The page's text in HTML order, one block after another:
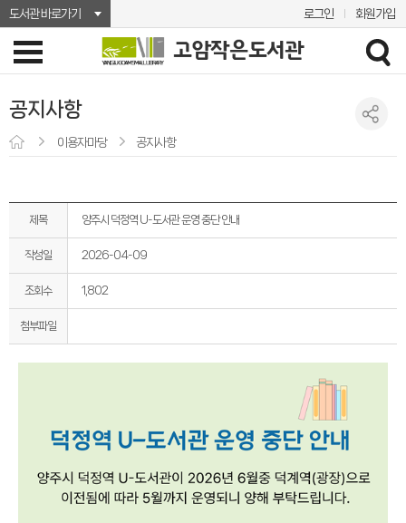
도서관 바로가기 로그인 회원가입
공지사항
이용자마당 공지사항
제목 양주시 덕정역 U-도서관 운영 중단 안내
작성일 2026-04-09
조회수 1,802
첨부파일